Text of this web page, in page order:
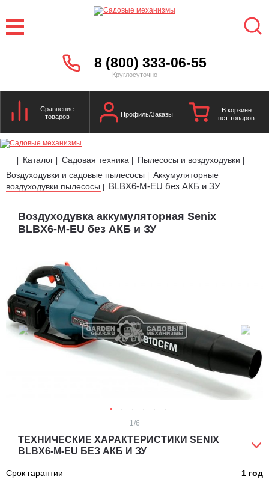
8 (800) 333-06-55
Круглосуточно
Сравнение
товаров
Профиль/Заказы
В корзине
нет товаров
| Каталог | Садовая техника | Пылесосы и воздуходувки |
Воздуходувки и садовые пылесосы | Аккумуляторные
воздуходувки пылесосы | BLBX6-M-EU без АКБ и ЗУ
Воздуходувка аккумуляторная Senix
BLBX6-M-EU без АКБ и ЗУ
1/6
ТЕХНИЧЕСКИЕ ХАРАКТЕРИСТИКИ SENIX
BLBX6-M-EU БЕЗ АКБ И ЗУ
Срок гарантии
1 год